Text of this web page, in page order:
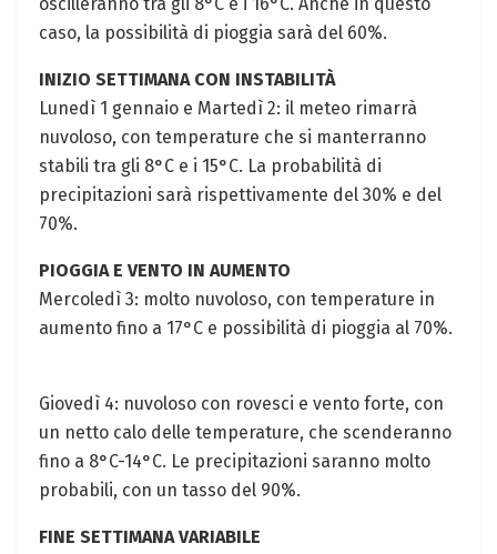
oscilleranno tra gli 8°C e ‍i 16°C. Anche in questo⁣
caso, la​ possibilità di pioggia sarà del 60%.
INIZIO SETTIMANA CON INSTABILITÀ
Lunedì 1 gennaio​ e Martedì 2: ⁣il meteo rimarrà⁤
nuvoloso, con temperature che‌ si ​manterranno
stabili tra gli 8°C e i 15°C. La probabilità ‌di
precipitazioni sarà rispettivamente⁣ del 30% e ​del
70%.
PIOGGIA E VENTO⁤ IN AUMENTO
Mercoledì⁢ 3: molto nuvoloso, con temperature in
aumento fino a 17°C e possibilità di pioggia al 70%.
Giovedì 4: nuvoloso con rovesci e vento forte, con
un netto calo delle temperature, che scenderanno
fino a 8°C-14°C.⁤ Le precipitazioni saranno molto
⁣probabili,‌ con un tasso del 90%.
FINE SETTIMANA VARIABILE